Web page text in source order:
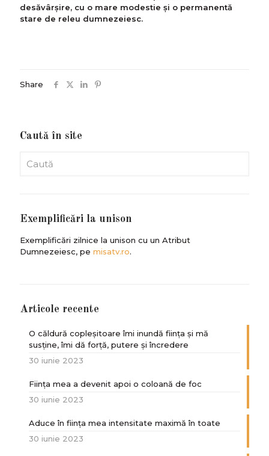
desăvârșire, cu o mare modestie și o permanentă
stare de releu dumnezeiesc.
Share
Caută în site
Exemplificări la unison
Exemplificări zilnice la unison cu un Atribut
Dumnezeiesc, pe misatv.ro.
Articole recente
O căldură copleșitoare îmi inundă ființa și mă
susține, îmi dă forță, putere și încredere
30 iunie 2023
Ființa mea a devenit apoi o coloană de foc
30 iunie 2023
Aduce în ființa mea intensitate maximă în toate
30 iunie 2023